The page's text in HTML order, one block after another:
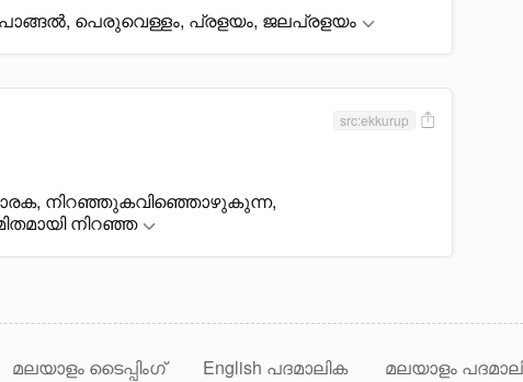
പെരുവെള്ളം, പ്രളയം, ജലപ്രളയം
src:ekkurup
നിറഞ്ഞുകവിഞ്ഞൊഴുകുന്ന,
നിറഞ്ഞ
മലയാളം ടൈപ്പിംഗ് English പദമാലിക മലയാളം